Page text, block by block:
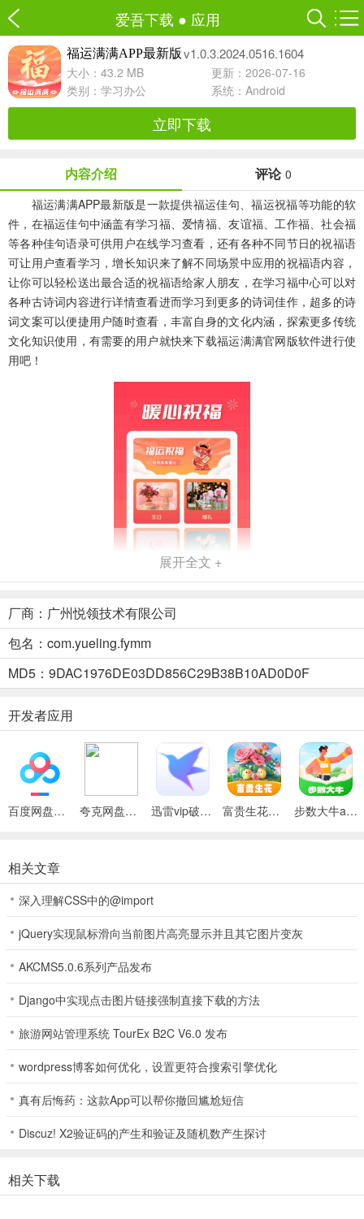
爱吾下载 ● 应用
福运满满APP最新版 v1.0.3.2024.0516.1604
大小：43.2 MB
更新：2026-07-16
类别： 学习办公 系统：Android
立即下载
内容介绍 评论 0
福运满满APP最新版是一款提供福运佳句、福运祝福等功能的软
件，在福运佳句中涵盖有学习福、爱情福、友谊福、工作福、社会福
等各种佳句语录可供用户在线学习查看，还有各种不同节日的祝福语
可让用户查看学习，增长知识来了解不同场景中应用的祝福语内容，
让你可以轻松送出最合适的祝福语给家人朋友，在学习福中心可以对
各种古诗词内容进行详情查看进而学习到更多的诗词佳作，超多的诗
词文案可以便捷用户随时查看，丰富自身的文化内涵，探索更多传统
文化知识使用，有需要的用户就快来下载福运满满官网版软件进行使
用吧！
应用功能
1.福运佳句
看。
2.分类展示
将各种不同类型的福运佳句进行了分类展示，便于用户精准查找
查看。
用户可对各种福运祝福语进行查看了解，学习不同场所的祝福语
知识。
方便。
5.浏览佳句
用户可对各种诗词佳句进行浏览查看，来发现更多的诗词佳句内
详情内容。
应用特色
1.诗词丰富
展开全文 +
厂商：广州悦领技术有限公司
包名：com.yueling.fymm
MD5：9DAC1976DE03DD856C29B38B10AD0D0F
开发者应用
百度网盘绿色免安装Pc电脑版 夸克网盘官方正式版 迅雷vip破解版永久会员2024版 富贵生花官方版 步数大牛app最新版
相关文章
深入理解CSS中的@import
jQuery实现鼠标滑向当前图片高亮显示并且其它图片变灰
AKCMS5.0.6系列产品发布
Django中实现点击图片链接强制直接下载的方法
旅游网站管理系统 TourEx B2C V6.0 发布
wordpress博客如何优化，设置更符合搜索引擎优化
真有后悔药：这款App可以帮你撤回尴尬短信
Discuz! X2验证码的产生和验证及随机数产生探讨
相关下载